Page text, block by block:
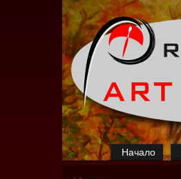
Начало